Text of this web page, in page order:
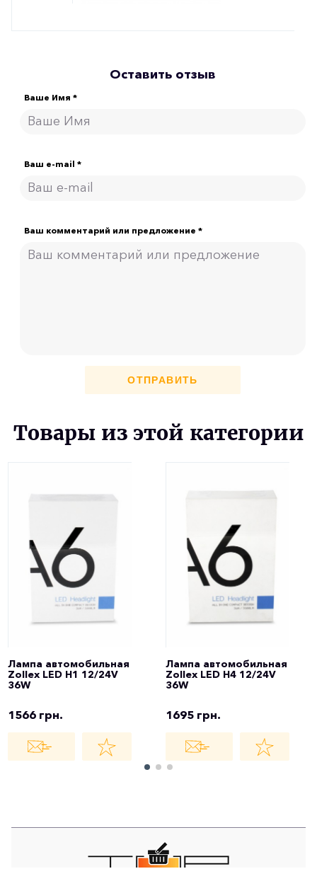
Оставить отзыв
Ваше Имя *
Ваш e-mail *
Ваш комментарий или предложение *
ОТПРАВИТЬ
Товары из этой категории
Лампа автомобильная
Zollex LED H1 12/24V
36W
1566 грн.
Лампа автомобильная
Zollex LED H4 12/24V
36W
1695 грн.